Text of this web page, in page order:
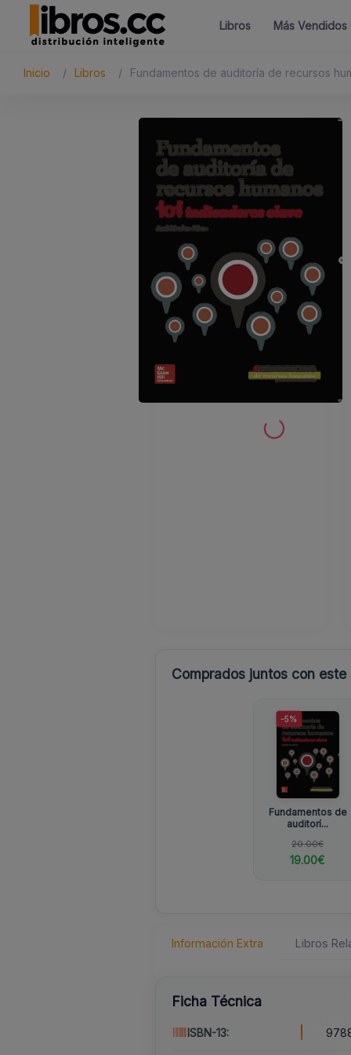
Libros Más Vendidos
Inicio Libros Fundamentos de auditoría de recursos
Comprados juntos con este
-5%
Fundamentos de
auditorí...
20.00€
19.00€
Información Extra Libros
Ficha Técnica
ISBN-13: